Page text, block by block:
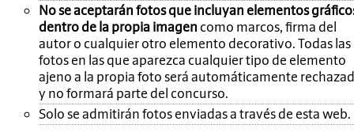
No se aceptarán fotos que incluyan elementos
dentro de la propia imagen como marcos, firma del
autor o cualquier otro elemento decorativo. Todas las
fotos en las que aparezca cualquier tipo de elemento
ajeno a la propia foto será automáticamente
y no formará parte del concurso.
Solo se admitirán fotos enviadas a través de esta web.